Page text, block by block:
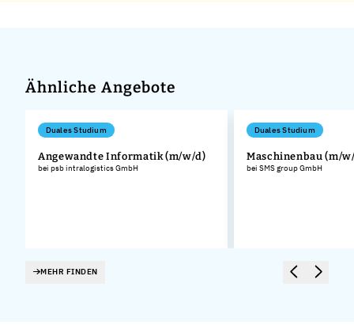
Ähnliche Angebote
Duales Studium
Angewandte Informatik (m/w/d)
bei psb intralogistics GmbH
Duales Studium
Maschinenbau (m/
bei SMS group GmbH
MEHR FINDEN